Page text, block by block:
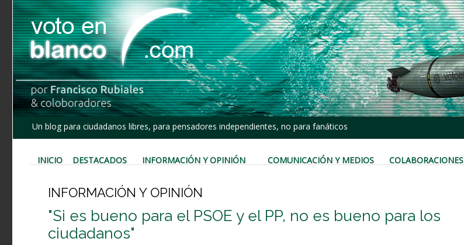
Un blog para ciudadanos libres, para pensadores independientes, no para fanáticos
INICIO DESTACADOS INFORMACIÓN Y OPINIÓN COMUNICACIÓN Y MEDIOS COLABORACIONES
INFORMACIÓN Y OPINIÓN
"Si es bueno para el PSOE y el PP, no es bueno para los
ciudadanos"